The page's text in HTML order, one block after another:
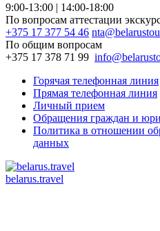
9:00-13:00 | 14:00-18:00
По вопросам аттестации
+375 17 377 54 46
По общим вопросам
+375 17 378 71 99
Горячая телефонная линия
Прямая телефонная линия
Личный прием
Обращения граждан и
Политика в отношении
данных
belarus.travel